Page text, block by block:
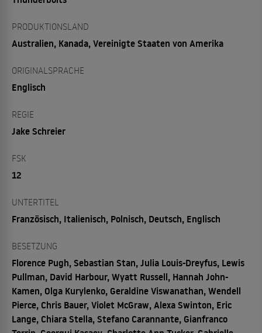
PRODUKTIONSLAND
Australien, Kanada, Vereinigte Staaten von Amerika
ORIGINALSPRACHE
Englisch
REGIE
Jake Schreier
FSK
12
UNTERTITEL
Französisch, Italienisch, Polnisch, Deutsch, Englisch
BESETZUNG
Florence Pugh, Sebastian Stan, Julia Louis-Dreyfus, Lewis
Pullman, David Harbour, Wyatt Russell, Hannah John-
Kamen, Olga Kurylenko, Geraldine Viswanathan, Wendell
Pierce, Chris Bauer, Violet McGraw, Alexa Swinton, Eric
Lange, Chiara Stella, Stefano Carannante, Gianfranco